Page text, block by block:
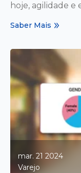
hoje, agilidade e
Saber Mais
mar. 21 2024
Varejo